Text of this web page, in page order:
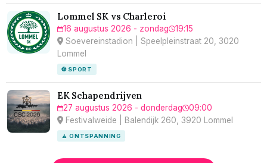
Lommel SK vs Charleroi
16 augustus 2026 - zondag
19:15
Soevereinstadion | Speelpleinstraat 20, 3020
Lommel
⚽ SPORT
EK Schapendrijven
27 augustus 2026 - donderdag
09:00
Festivalweide | Balendijk 260, 3920 Lommel
🧘 ONTSPANNING